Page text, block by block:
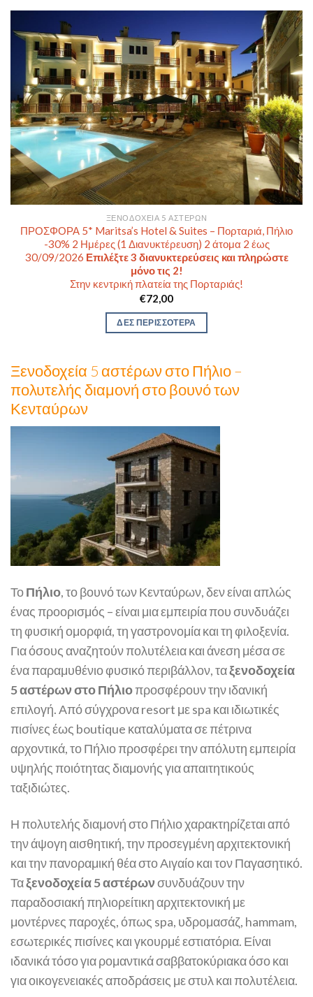
ΞΕΝΟΔΟΧΕΊΑ 5 ΑΣΤΈΡΩΝ
ΠΡΟΣΦΟΡΑ 5* Maritsa’s Hotel & Suites – Πορταριά, Πήλιο
-30% 2 Ημέρες (1 Διανυκτέρευση) 2 άτομα 2 έως
30/09/2026 Επιλέξτε 3 διανυκτερεύσεις και πληρώστε
μόνο τις 2!
Στην κεντρική πλατεία της Πορταριάς!
€72,00
ΔΕΣ ΠΕΡΙΣΣΟΤΕΡΑ
Ξενοδοχεία 5 αστέρων στο Πήλιο –
πολυτελής διαμονή στο βουνό των
Κενταύρων
ΤοΠήλιο, το βουνό των Κενταύρων, δεν είναι απλώς
ένας προορισμός – είναι μια εμπειρία που συνδυάζει
τη φυσική ομορφιά, τη γαστρονομία και τη φιλοξενία.
Για όσους αναζητούν πολυτέλεια και άνεση μέσα σε
ένα παραμυθένιο φυσικό περιβάλλον, ταξενοδοχεία
5 αστέρων στο Πήλιοπροσφέρουν την ιδανική
επιλογή. Από σύγχρονα resort με spa και ιδιωτικές
πισίνες έως boutique καταλύματα σε πέτρινα
αρχοντικά, το Πήλιο προσφέρει την απόλυτη εμπειρία
υψηλής ποιότητας διαμονής για απαιτητικούς
ταξιδιώτες.
Η πολυτελής διαμονή στο Πήλιο χαρακτηρίζεται από
την άψογη αισθητική, την προσεγμένη αρχιτεκτονική
και την πανοραμική θέα στο Αιγαίο και τον Παγασητικό.
Ταξενοδοχεία 5 αστέρωνσυνδυάζουν την
παραδοσιακή πηλιορείτικη αρχιτεκτονική με
μοντέρνες παροχές, όπως spa, υδρομασάζ, hammam,
εσωτερικές πισίνες και γκουρμέ εστιατόρια. Είναι
ιδανικά τόσο για ρομαντικά σαββατοκύριακα όσο και
για οικογενειακές αποδράσεις με στυλ και πολυτέλεια.